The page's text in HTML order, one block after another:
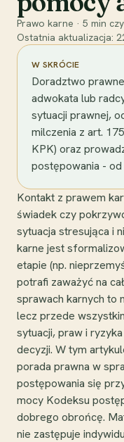
Prawo karne · 5 min
Ostatnia aktualizacja:
W SKRÓCIE
Doradztwo
adwokata lub
sytuacji prawnej,
milczenia z art.
KPK) oraz
postępowania -
Kontakt z prawem
świadek czy
sytuacja stresująca i
karne jest
etapie (np.
potrafi zaważyć na
sprawach karnych to
lecz przede
sytuacji, praw i
decyzji. W tym
porada prawna w
postępowania się
mocy Kodeksu
dobrego obrońcę.
nie zastępuje